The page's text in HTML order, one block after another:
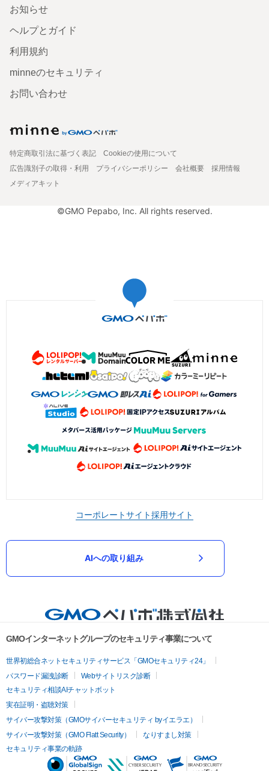
お知らせ
ヘルプとガイド
利用規約
minneのセキュリティ
お問い合わせ
特定商取引法に基づく表記
Cookieの使用について
広告識別子の取得・利用
プライバシーポリシー 会社概要
採用情報
メディアキット
©GMO Pepabo, Inc. All rights reserved.
コーポレートサイト採用サイト
AIへの取り組み
GMOインターネットグループのセキュリティ事業について
世界初総合ネットセキュリティサービス「GMOセキュリティ24」
パスワード漏洩診断
Webサイトリスク診断
セキュリティ相談AIチャットボット
実在証明・盗聴対策
サイバー攻撃対策（GMOサイバーセキュリティ byイエラエ）
サイバー攻撃対策（GMO Flatt Security）
なりすまし対策
セキュリティ事業の軌跡